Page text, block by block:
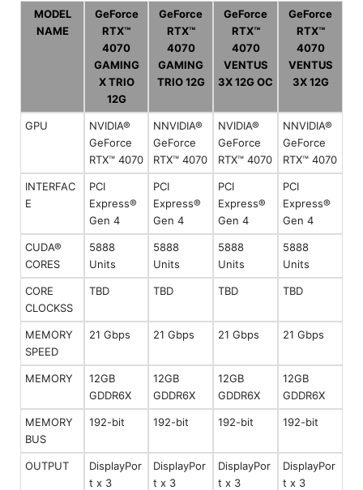
MODEL
NAME
GeForce
RTX™
4070
GAMING
X TRIO
12G
GeForce
RTX™
4070
GAMING
TRIO 12G
GeForce
RTX™
4070
VENTUS
3X 12G OC
GeForce
RTX™
4070
VENTUS
3X 12G
GPU
NVIDIA®
GeForce
RTX™ 4070
NNVIDIA®
GeForce
RTX™ 4070
NVIDIA®
GeForce
RTX™ 4070
NNVIDIA®
GeForce
RTX™ 4070
INTERFAC
E
PCI
Express®
Gen 4
PCI
Express®
Gen 4
PCI
Express®
Gen 4
PCI
Express®
Gen 4
CUDA®
CORES
5888
Units
5888
Units
5888
Units
5888
Units
CORE
CLOCKSS
TBD TBD TBD TBD
MEMORY
SPEED
21 Gbps 21 Gbps 21 Gbps 21 Gbps
MEMORY
12GB
GDDR6X
12GB
GDDR6X
12GB
GDDR6X
12GB
GDDR6X
MEMORY
BUS
192-bit 192-bit 192-bit 192-bit
OUTPUT
DisplayPor
t x 3
DisplayPor
t x 3
DisplayPor
t x 3
DisplayPor
t x 3